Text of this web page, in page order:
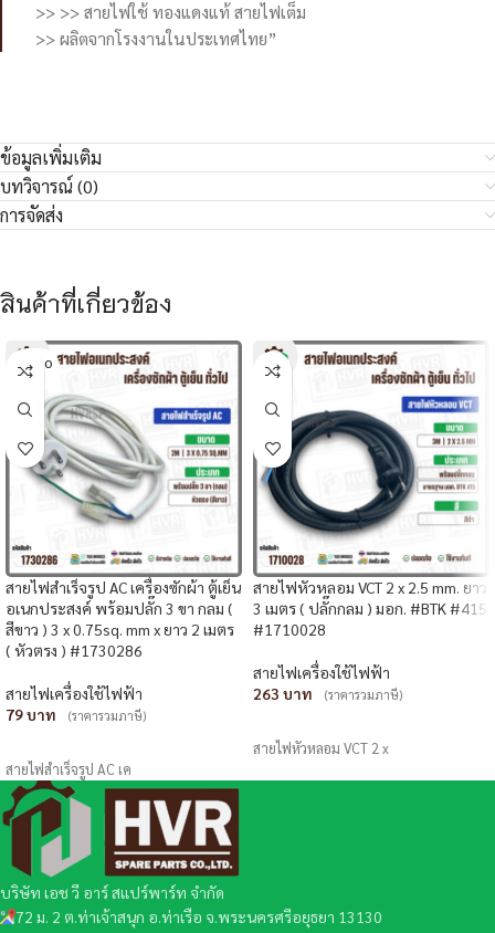
>> >> สายไฟใช้ ทองแดงแท้ สายไฟเต็ม
>> ผลิตจากโรงงานในประเทศไทย”
ข้อมูลเพิ่มเติม
บทวิจารณ์ (0)
การจัดส่ง
สินค้าที่เกี่ยวข้อง
SOLD O
UT
สายไฟสำเร็จรูป AC เครื่องซักผ้า ตู้เย็น
อเนกประสงค์ พร้อมปลั๊ก 3 ขา กลม (
สีขาว ) 3 x 0.75sq. mm x ยาว 2 เมตร
( หัวตรง ) #1730286
สายไฟเครื่องใช้ไฟฟ้า
79
(ราคารวมภาษี)
สายไฟสำเร็จรูป AC เค
สายไฟหัวหลอม VCT 2 x 2.5 mm. ยาว
3 เมตร ( ปลั๊กกลม ) มอก. #BTK #415
#1710028
สายไฟเครื่องใช้ไฟฟ้า
263
(ราคารวมภาษี)
สายไฟหัวหลอม VCT 2 x
บริษัท เอช วี อาร์ สแปร์พาร์ท จำกัด
72 ม. 2 ต.ท่าเจ้าสนุก อ.ท่าเรือ จ.พระนครศรีอยุธยา 13130